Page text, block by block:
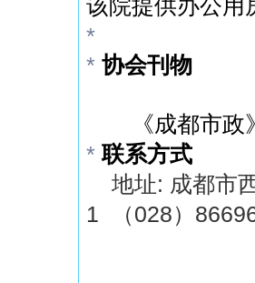
该院提供办公用
*
* 协会刊物
《成都市政
*联系方式
地址: 成都市
1 （028）